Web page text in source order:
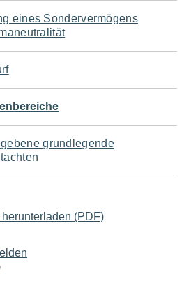
eines Sondervermögens
grundlegende
(PDF)